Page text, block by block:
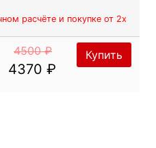
расчёте и покупке от 2х
4500 ₽
4370 ₽
Купить